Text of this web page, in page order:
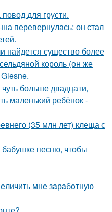
для грусти.
перевернулась: он стал
найдется существо более
король (он же
больше двадцати,
маленький ребёнок -
(35 млн лет) клеща с
песню, чтобы
мнe зaрaбoтную